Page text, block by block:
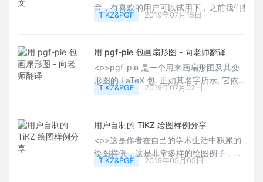
音，有喜欢的用户可以试用下，之前我们整理
作日常用的特殊纸张，看<a
target="_blank">这里</a>，下面这一个的效
代码也进行了分享。Happy&nbsp; TiKZing
TiKZ&PGF 2019年07月15日
用 pgf-pie 包画扇形图 - 向老师翻译
<p>pgf-pie 是一个用来画扇形图及其变
形图的 LaTeX 包. 正如其名字所示, 它依
赖于 PGF/TikZ 包. 本文的介绍 pgf-pie
pie 可以从 <a
href="http://code.google.com/p/pgf-
pie/"
_src="http://code.google.com/p/pgf-
pie/">http://code.google.com/p/pgf-
TiKZ&PGF 2019年07月02日
用户自制的 TiKZ 绘图样例分享
<p>这是作者在自己的学术生活中积累的
绘图样例，这是非常多样的绘图例子，如
果有用户的需要的图形，可以下载看看示
TiKZ&PGF 2019年05月05日